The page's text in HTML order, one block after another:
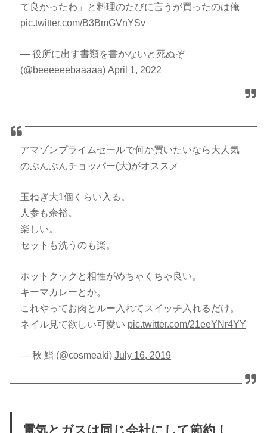
て良かったわ」と料理のたびに言うが買ったのは俺
pic.twitter.com/B3BmGVnYSv
— 役所に出す書類を書かないと死ぬぞ
(@beeeeeebaaaaa)April 1, 2022
アマゾンプライムセールで何か買いたいなら大人気
のぶんぶんチョッパー(大)がオススメ
玉ねぎ大1個くらい入る。
人参も余裕。
楽しい。
セットも洗うのも楽。
ホットクックと相性がめちゃくちゃ良い。
キーマカレーとか。
これやってお肉とルー入れてスイッチ入れるだけ。
ネイル見て欲しい可愛い pic.twitter.com/21eeYNr4YY
— 秋 鮨 (@cosmeaki)July 16, 2019